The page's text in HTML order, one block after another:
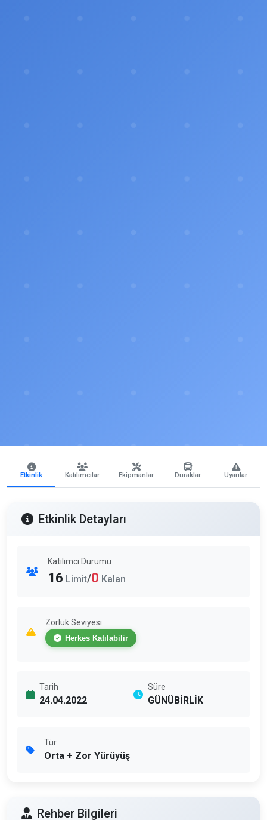
Etkinlik Katılımcılar Ekipmanlar Duraklar Uyarılar
Etkinlik Detayları
Katılımcı Durumu
16 Limit/0 Kalan
Zorluk Seviyesi
Herkes Katılabilir
Tarih
24.04.2022
Süre
GÜNÜBİRLİK
Tür
Orta + Zor Yürüyüş
Rehber Bilgileri